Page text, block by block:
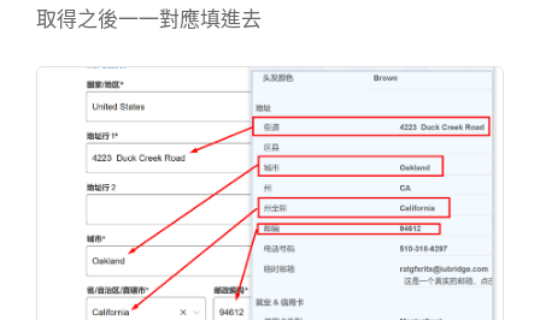
取得之後一一對應填進去